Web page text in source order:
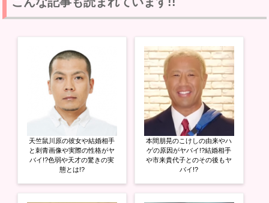
T
w
i
ウ
で
開
き
ま
o
k
で
る
に
ク
リ
ッ
ク
し
て
く
だ
い
(
新
し
い
ウ
ン
G
o
o
で
共
有
(
新
し
い
ウ
ィ
ウ
で
開
き
ま
天竺鼠川原の彼女や結婚相手
と刺青画像や実際の性格がヤ
バイ!?色弱や天才の驚きの実
態とは!?
本間朋晃のこけしの由来やハ
ゲの原因がヤバイ!?結婚相手
や市来貴代子とのその後もヤ
バイ!?